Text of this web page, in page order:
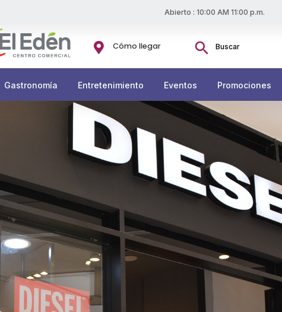
Abierto : 10:00 AM 11:00 p.m.
 Cómo llegar
Buscar:
Gastronomía Entretenimiento Eventos Promociones